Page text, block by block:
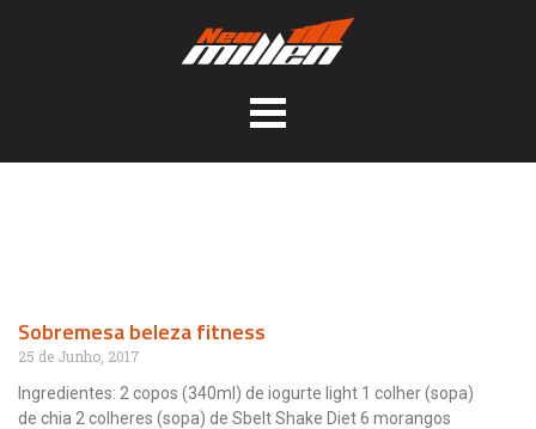
Sobremesa beleza fitness
25 de Junho, 2017
Ingredientes: 2 copos (340ml) de iogurte light 1 colher (sopa)
de chia 2 colheres (sopa) de Sbelt Shake Diet 6 morangos